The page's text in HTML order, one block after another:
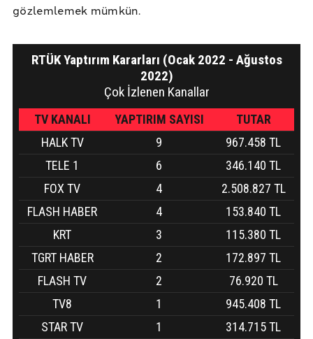
gözlemlemek mümkün.